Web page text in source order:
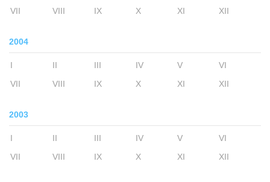
VII
VIII IX X XI XII
2004
I II III IV V
VI
VII
VIII IX X XI XII
2003
I II III IV V
VI
VII
VIII IX X XI XII